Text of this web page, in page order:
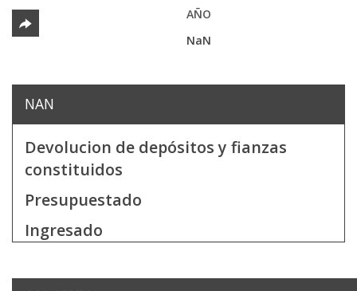
AÑO
NaN
NAN
Devolucion de depósitos y fianzas
constituidos
Presupuestado
Ingresado